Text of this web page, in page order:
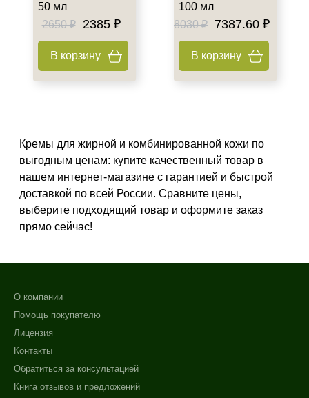
Показать еще
Действие
Восстановление
Назначение против
Акне
Воспаление
Постакне
Показать еще
Обновление клеток
Ровный тон
Показать еще
Область применения
Декольте
50 мл
2650 ₽
2385 ₽
В корзину
100 мл
8030 ₽
7387.60 ₽
В корзину
Кремы для жирной и комбинированной кожи по
выгодным ценам: купите качественный товар в
нашем интернет-магазине с гарантией и быстрой
доставкой по всей России. Сравните цены,
выберите подходящий товар и оформите заказ
прямо сейчас!
О компании
Помощь покупателю
Лицензия
Контакты
Обратиться за консультацией
Книга отзывов и предложений